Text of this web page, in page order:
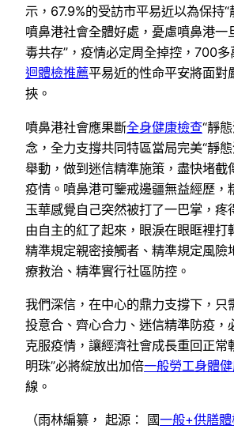
示，67.9%的受訪市平易近以為保持“
噴鼻港社會全體好處，憂慮噴鼻港一
毒共存”，疫情必定周全掉控，700
迴體檢推薦平易近的性命平安將面對
挾。
噴鼻港社會應果斷全身健康檢查“靜
念，全力支撐共同特區當局完美“靜
舉動，做到迷信精準施策，盡快堵截
疫情。噴鼻港可鑒戒邊疆無益經歷，
玉華感覺自己突然被打了一巴掌，疼
由自主的紅了起來，眼淚在眼眶裡打
精準規定親密接觸者、精準規定風險
療救治、精準實行社區防控。
我們深信，在中心的鼎力支撐下，只
投意合、齊心合力、迷信精準防疫，
克服疫情，讓經濟社會成長重回正常
明珠”必將綻放出加倍一般勞工身體
線。
（雨林編纂， 起源： 國一般+供膳